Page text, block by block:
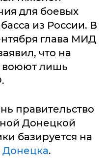
для боевых
из России. В
глава МИД
что на
воюют лишь
правительство
Донецкой
базируется на
Донецка.